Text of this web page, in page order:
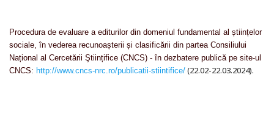
Procedura de evaluare a editurilor din domeniul fundamental al științelor
sociale, în vederea recunoașterii și clasificării din partea Consiliului
Național al Cercetării Ştiințifice (CNCS) - în dezbatere publică pe site-ul
CNCS: http://www.cncs-nrc.ro/publicatii-stiintifice/ (22.02-22.03.2024).